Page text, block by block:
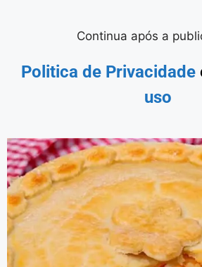
Continua após a
Politica de Privacidade
uso